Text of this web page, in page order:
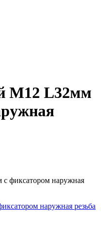
M12 L32мм
фиксатором наружная